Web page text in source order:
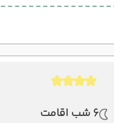
6 شب اقامت